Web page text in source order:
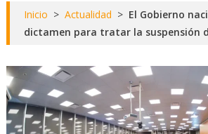
Inicio > Actualidad > El Gobierno
dictamen para tratar la suspensión